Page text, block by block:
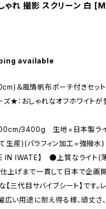
ゃれ 撮影 スクリーン 白
available
＆風情帆布ポーチ付きセット
★：おしゃれなオフホワイト
3400g 生地=日本製ラ
生産)(パラフィン加工=強撥
IN IWATE】 ●上質なライト(
仕上げまで一貫して日本で企画
【三代目サバイブシート】です。
広い用途に耐え得る様、頑丈さ